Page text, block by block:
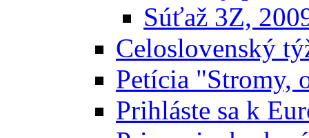
Súťaž 3Z,
Celoslovenský
Petícia "Stromy,
Prihláste sa k